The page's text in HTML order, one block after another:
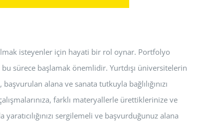
isteyenler için hayati bir rol oynar. Portfolyo
sürece başlamak önemlidir. Yurtdışı üniversitelerin
alana ve sanata tutkuyla bağlılığınızı
farklı materyallerle ürettiklerinize ve
yaratıcılığınızı sergilemeli ve başvurduğunuz alana